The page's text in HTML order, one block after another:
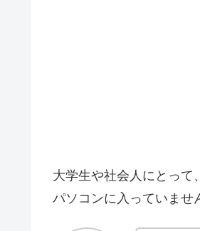
大学生や社会人にとって
パソコンに入っていませ